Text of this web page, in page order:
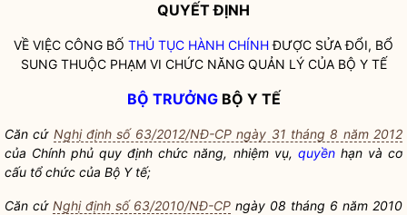
QUYẾT ĐỊNH
VỀ VIỆC CÔNG BỐ THỦ TỤC HÀNH CHÍNHĐƯỢC SỬA ĐỔI, BỔ
SUNG THUỘC PHẠM VI CHỨC NĂNG QUẢN LÝ CỦA BỘ Y TẾ
BỘ TRƯỞNGBỘ Y TẾ
Căn cứ Nghị định số 63/2012/NĐ-CP ngày 31 tháng 8 năm 2012
của Chính phủ quy định chức năng, nhiệm vụ, quyềnhạn và cơ
cấu tổ chức của Bộ Y tế;
Căn cứ Nghị định số 63/2010/NĐ-CP ngày 08 tháng 6 năm 2010